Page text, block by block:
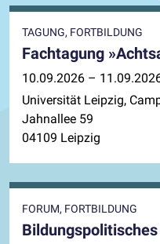
TAGUNG, FORTBILDUNG
Fachtagung
10.09.2026 –
Universität Leipzig,
Jahnallee 59
04109 Leipzig
FORUM, FORTBILDUNG